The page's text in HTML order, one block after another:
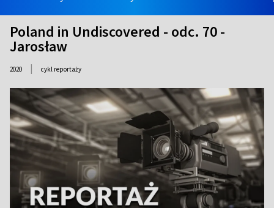
Poland in Undiscovered - odc. 70 -
Jarosław
2020 | cykl reportaży